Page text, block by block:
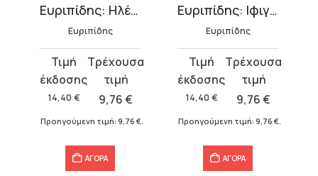
Ευριπίδης: Ηλέκτρα
Ευριπίδης
14,40 €
Original
price
was:
14,40 €.
9,76€
τρέχουσα
τιμή
Προηγούμενη τιμή: 9,76 €
ΑΓΟΡΑ
Ευριπίδης: Ιφιγένεια Η Εν Αυλίδι
Ευριπίδης
14,40 €
Original
price
was:
14,40 €.
9,76€
τρέχουσα
τιμή
Προηγούμενη τιμή: 9,76 €
ΑΓΟΡΑ